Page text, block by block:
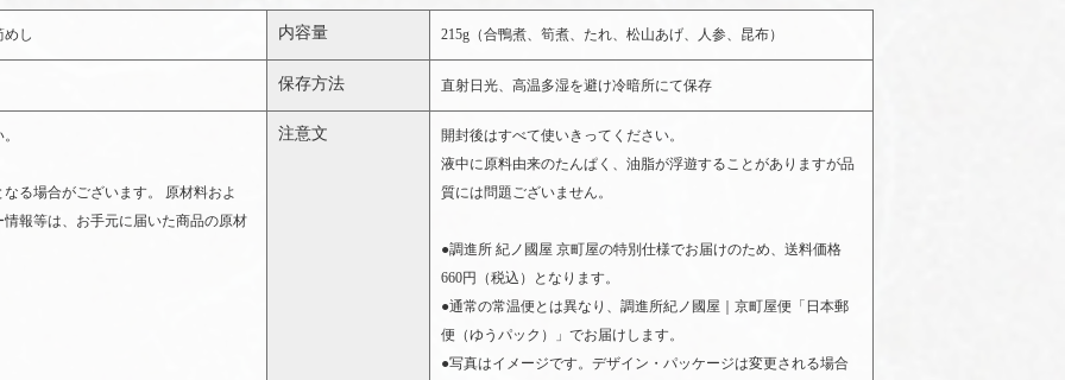
し
る場合がございます。 原材料およ
報等は、お手元に届いた商品の原材
内容量 215g（合鴨煮、筍煮、たれ、松山あげ、人参、昆布）
保存方法 直射日光、高温多湿を避け冷暗所にて保存
注意文
開封後はすべて使いきってください。
液中に原料由来のたんぱく、油脂が浮遊することがありますが品
質には問題ございません。
●調進所 紀ノ國屋 京町屋の特別仕様でお届けのため、送料価格
660円（税込）となります。
●通常の常温便とは異なり、調進所紀ノ國屋｜京町屋便「日本郵
便（ゆうパック）」でお届けします。
●写真はイメージです。デザイン・パッケージは変更される場合